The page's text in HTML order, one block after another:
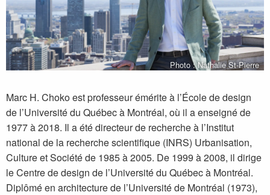
Photo : Nathalie St-Pierre
Marc H. Choko est professeur émérite à l’École de design
de l’Université du Québec à Montréal, où il a enseigné de
1977 à 2018. Il a été directeur de recherche à l’Institut
national de la recherche scientifique (INRS) Urbanisation,
Culture et Société de 1985 à 2005. De 1999 à 2008, il dirige
le Centre de design de l’Université du Québec à Montréal.
Diplômé en architecture de l’Université de Montréal (1973),